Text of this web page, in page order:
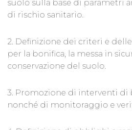
suolo sulla base di parametri
di rischio sanitario.
2. Definizione dei criteri e
per la bonifica, la messa in
conservazione del suolo.
3. Promozione di interventi di
nonché di monitoraggio e